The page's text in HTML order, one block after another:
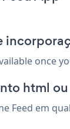
once
html
Feed em